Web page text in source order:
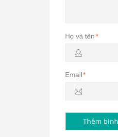
Họ và tên*
Email*